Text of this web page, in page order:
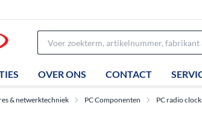
OVER ONS CONTACT
& netwerktechniek PC Componenten PC radio